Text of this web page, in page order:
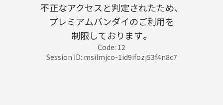
不正なアクセスと判定されたため、
プレミアムバンダイのご利用を
制限しております。
Code: 12
Session ID: msilmjco-1id9ifozj53f4n8c7